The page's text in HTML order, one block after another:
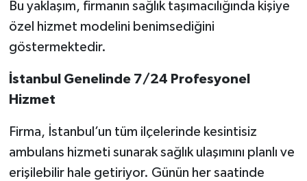
Bu yaklaşım, firmanın sağlık taşımacılığında kişiye
özel hizmet modelini benimsediğini
göstermektedir.
İstanbul Genelinde 7/24 Profesyonel
Hizmet
Firma, İstanbul’un tüm ilçelerinde kesintisiz
ambulans hizmeti sunarak sağlık ulaşımını planlı ve
erişilebilir hale getiriyor. Günün her saatinde